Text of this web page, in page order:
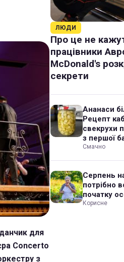
для
Concerto
з
ЛЮДИ
Про це не
працівники
McDonald's
секрети
Ананаси
Рецепт
свекрухи
з першої
Смачно
Серпень
потрібно
початку
Корисне